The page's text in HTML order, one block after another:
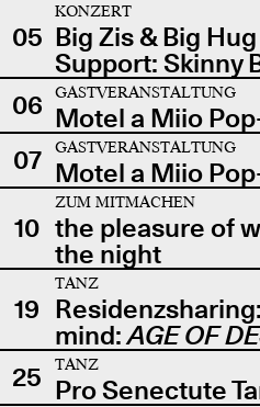
05
KONZERT
Big Zis & Big
Support: Skinny
06
GASTVERANSTALTUNG
Motel a Miio
07
GASTVERANSTALTUNG
Motel a Miio
10
ZUM MITMACHEN
the pleasure of
the night
19
TANZ
mind:AGE OF
25
TANZ
Pro Senectute